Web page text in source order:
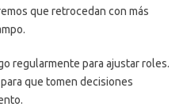
que retrocedan con más
regularmente para ajustar roles.
para que tomen decisiones